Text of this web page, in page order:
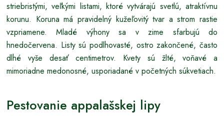
striebristými, veľkými listami, ktoré vytvárajú svetlú, atraktívnu
korunu. Koruna má pravidelný kužeľovitý tvar a strom rastie
vzpriamene. Mladé výhony sa v zime sfarbujú do
hnedočervena. Listy sú podlhovasté, ostro zakončené, často
dlhé vyše desať centimetrov. Kvety sú žlté, voňavé a
mimoriadne medonosné, usporiadané v početných súkvetiach.
Pestovanie appalašskej lipy